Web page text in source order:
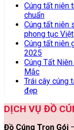
Cúng tất niên
chuẩn
Cúng tất niên
phong tục Việt
Cúng tất niên
2025
Cúng Tất
Mắc
Trái cây cúng
đẹp
DỊCH VỤ ĐỒ
Đồ Cúng Trọn Gói